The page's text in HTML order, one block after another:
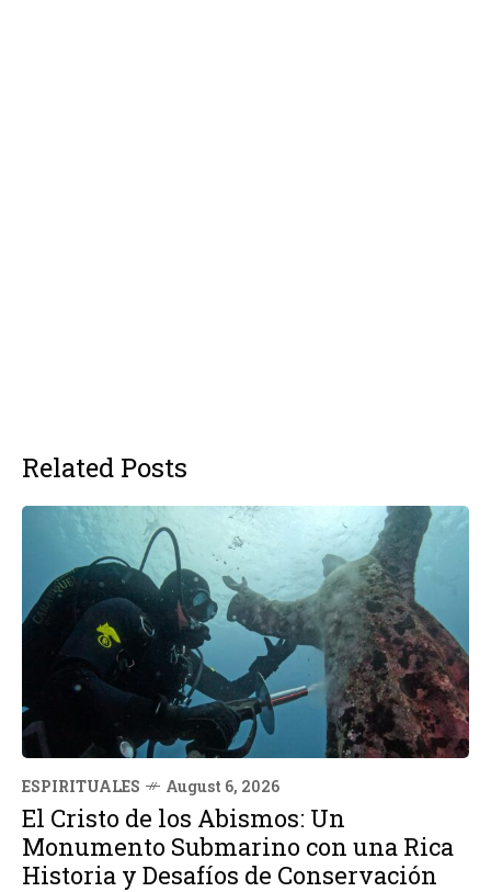
Related Posts
ESPIRITUALES August 6, 2026
El Cristo de los Abismos: Un
Monumento Submarino con una Rica
Historia y Desafíos de Conservación